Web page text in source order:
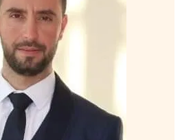
خالد الحداد, PCC
منتور كوتش متقدم